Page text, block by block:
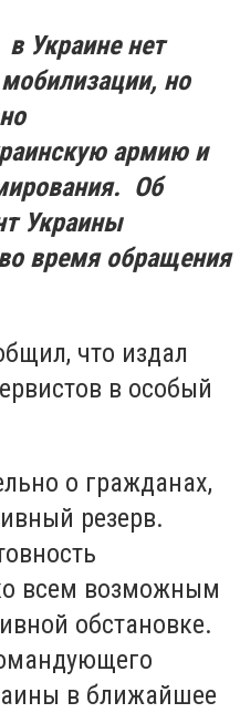
Украине нет
но
армию и
Об
Украины
время обращения
что издал
в особый
о гражданах,
резерв.
всем возможным
обстановке.
в ближайшее